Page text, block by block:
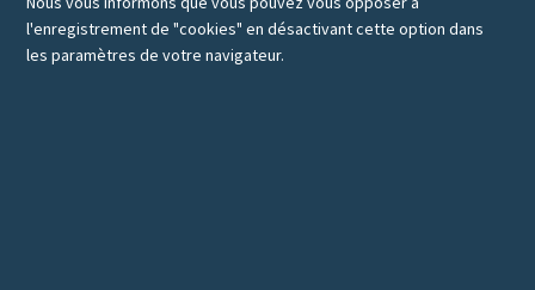
l'enregistrement de "cookies" en désactivant cette option dans
les paramètres de votre navigateur.